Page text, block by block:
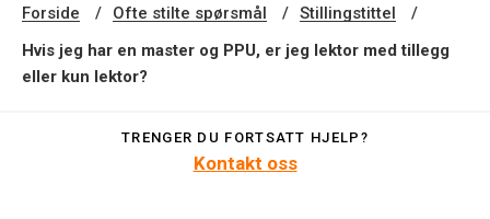
Forside Ofte stilte spørsmål
Stillingstittel
Hvis jeg har en master og PPU, er jeg lektor med tillegg
eller kun lektor?
TRENGER DU FORTSATT HJELP?
Kontakt oss